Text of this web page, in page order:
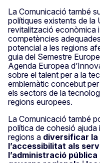
La Comunicació també
polítiques existents de la
revitalització econòmica
competències
potencial a les regions
guia del Semestre
Agenda Europea
sobre el talent per a la
emblemàtic concebut
els sectors de la
regions europees.
La Comunicació també
política de cohesió
regions a diversificar la
l’accessibilitat als
l’administració